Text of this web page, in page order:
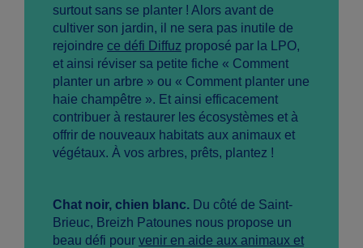
surtout sans se planter ! Alors avant de
cultiver son jardin, il ne sera pas inutile de
rejoindre ce défi Diffuz proposé par la LPO,
et ainsi réviser sa petite fiche « Comment
planter un arbre » ou « Comment planter une
haie champêtre ». Et ainsi efficacement
contribuer à restaurer les écosystèmes et à
offrir de nouveaux habitats aux animaux et
végétaux. À vos arbres, prêts, plantez !
Chat noir, chien blanc. Du côté de Saint-
Brieuc, Breizh Patounes nous propose un
beau défi pour venir en aide aux animaux et